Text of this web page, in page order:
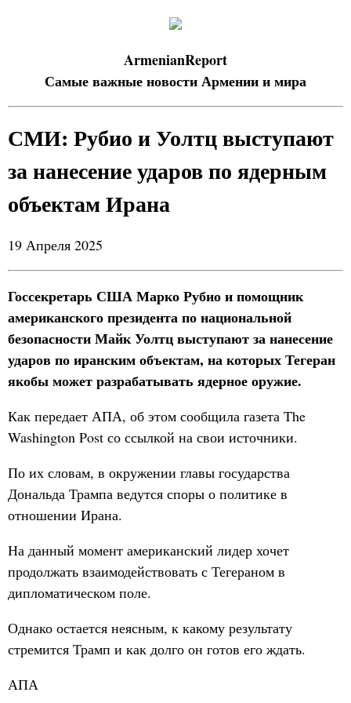
ArmenianReport
Самые важные новости Армении и мира
СМИ: Рубио и Уолтц выступают
за нанесение ударов по ядерным
объектам Ирана
19 Апреля 2025
Госсекретарь США Марко Рубио и помощник
американского президента по национальной
безопасности Майк Уолтц выступают за нанесение
ударов по иранским объектам, на которых Тегеран
якобы может разрабатывать ядерное оружие.
Как передает АПА, об этом сообщила газета The
Washington Post со ссылкой на свои источники.
По их словам, в окружении главы государства
Дональда Трампа ведутся споры о политике в
отношении Ирана.
На данный момент американский лидер хочет
продолжать взаимодействовать с Тегераном в
дипломатическом поле.
Однако остается неясным, к какому результату
стремится Трамп и как долго он готов его ждать.
АПА